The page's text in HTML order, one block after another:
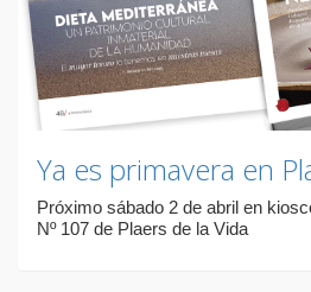
Ya es primavera en
Próximo sábado 2 de abril en
Nº 107 de Plaers de la Vida